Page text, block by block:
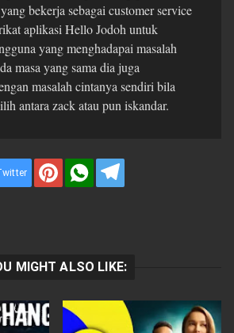
bekerja sebagai customer service
aplikasi Hello Jodoh untuk
yang menghadapai masalah
masa yang sama dia juga
masalah cintanya sendiri bila
antara zack atau pun iskandar.
MIGHT ALSO LIKE: